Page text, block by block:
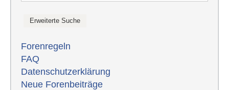
Forenregeln
FAQ
Datenschutzerklärung
Neue Forenbeiträge